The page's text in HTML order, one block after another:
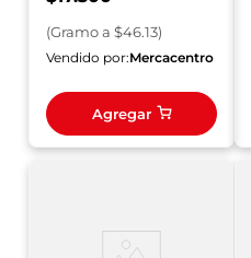
(Gramoa $46.13)
Vendido por:Mercacentro
Agregar